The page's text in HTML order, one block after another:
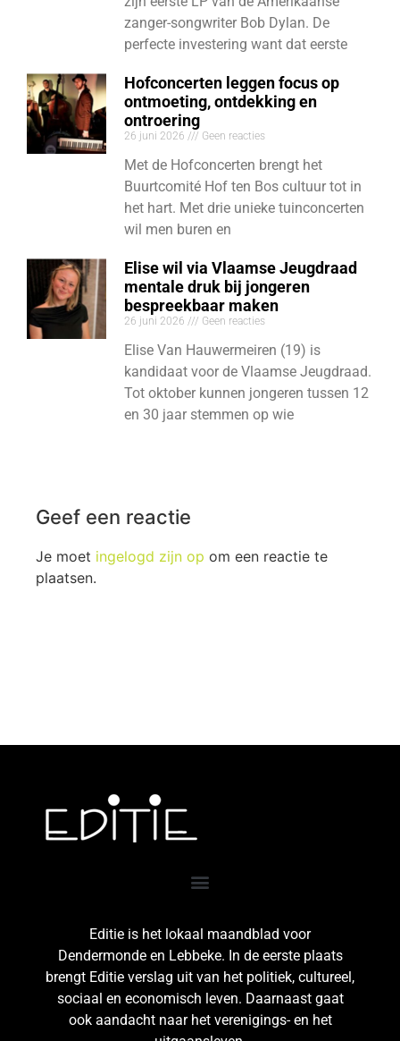
zanger-songwriter Bob Dylan. De
perfecte investering want dat eerste
Hofconcerten leggen focus op
ontmoeting, ontdekking en
ontroering
26 juni 2026 Geen reacties
Met de Hofconcerten brengt het
Buurtcomité Hof ten Bos cultuur tot in
het hart. Met drie unieke tuinconcerten
wil men buren en
Elise wil via Vlaamse Jeugdraad
mentale druk bij jongeren
bespreekbaar maken
26 juni 2026 Geen reacties
Elise Van Hauwermeiren (19) is
kandidaat voor de Vlaamse Jeugdraad.
Tot oktober kunnen jongeren tussen 12
en 30 jaar stemmen op wie
Geef een reactie
Je moet ingelogd zijn op om een reactie te
plaatsen.
Editie is het lokaal maandblad voor
Dendermonde en Lebbeke. In de eerste plaats
brengt Editie verslag uit van het politiek, cultureel,
sociaal en economisch leven. Daarnaast gaat
ook aandacht naar het verenigings- en het